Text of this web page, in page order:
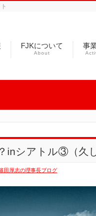
FJKについて
About
事
inシアトル③（久
田厚志の理事長ブログ